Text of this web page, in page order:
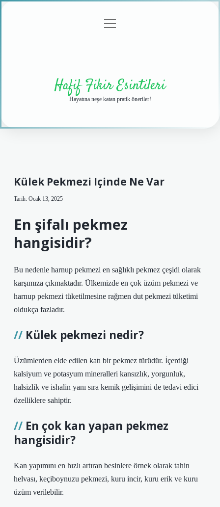
menüyü
Hafif Fikir Esintileri
Hayatına neşe katan pratik öneriler!
Külek Pekmezi Içinde Ne Var
Tarih: Ocak 13, 2025
En şifalı pekmez
hangisidir?
Bu nedenle harnup pekmezi en sağlıklı pekmez çeşidi olarak
karşımıza çıkmaktadır. Ülkemizde en çok üzüm pekmezi ve
harnup pekmezi tüketilmesine rağmen dut pekmezi tüketimi
oldukça fazladır.
Külek pekmezi nedir?
Üzümlerden elde edilen katı bir pekmez türüdür. İçerdiği
kalsiyum ve potasyum mineralleri kansızlık, yorgunluk,
halsizlik ve ishalin yanı sıra kemik gelişimini de tedavi edici
özelliklere sahiptir.
En çok kan yapan pekmez
hangisidir?
Kan yapımını en hızlı artıran besinlere örnek olarak tahin
helvası, keçiboynuzu pekmezi, kuru incir, kuru erik ve kuru
üzüm verilebilir.